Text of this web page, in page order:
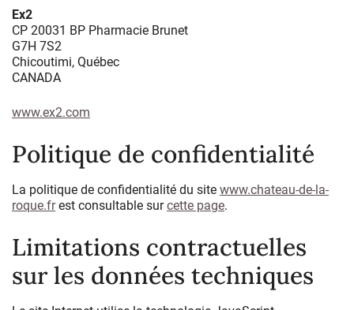
Ex2
CP 20031 BP Pharmacie Brunet
G7H 7S2
Chicoutimi, Québec
CANADA
www.ex2.com
Politique de confidentialité
La politique de confidentialité du site www.chateau-de-la-
roque.frest consultable surcette page.
Limitations contractuelles
sur les données techniques